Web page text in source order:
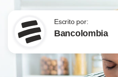
Escrito por:
Bancolombia